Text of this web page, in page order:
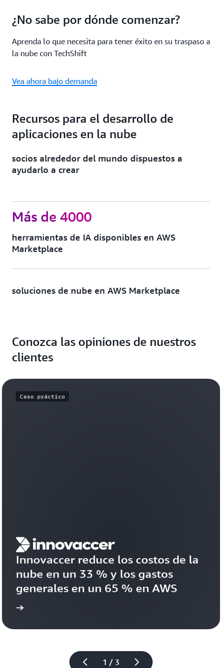
¿No sabe por dónde comenzar?
Aprenda lo que necesita para tener éxito en su traspaso a
la nube con TechShift
Vea ahora bajo demanda
Recursos para el desarrollo de
aplicaciones en la nube
socios alrededor del mundo dispuestos a
ayudarlo a crear
Más de 4000
herramientas de IA disponibles en AWS
Marketplace
soluciones de nube en AWS Marketplace
Conozca las opiniones de nuestros
clientes
1 / 3
Caso práctico
Innovaccer reduce los costos de la
nube en un 33 % y los gastos
generales en un 65 % en AWS
Lea el caso